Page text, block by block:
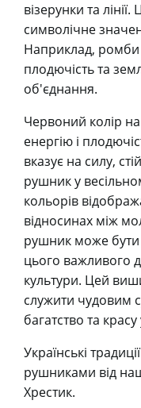
візерунки та
символічне
Наприклад, ромби
плодючість та
об'єднання.
Червоний колір
енергію і
вказує на силу,
рушник у
кольорів
відносинах між
рушник може
цього важливого
культури. Цей
служити чудовим
багатство та
Українські
рушниками від
Хрестик.